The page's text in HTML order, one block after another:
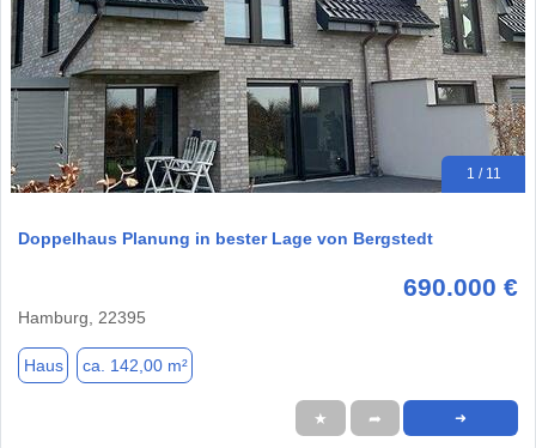
1 / 11
Doppelhaus Planung in bester Lage von Bergstedt
690.000 €
Hamburg, 22395
Haus ca. 142,00 m²
★ ➦ ➜